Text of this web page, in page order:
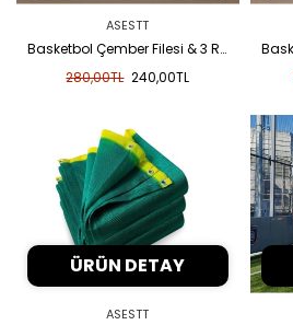
ASESTT
Basketbol Çember Filesi & 3 Renk
240,00TL
280,00TL
ASESTT
ÜRÜN DETAY